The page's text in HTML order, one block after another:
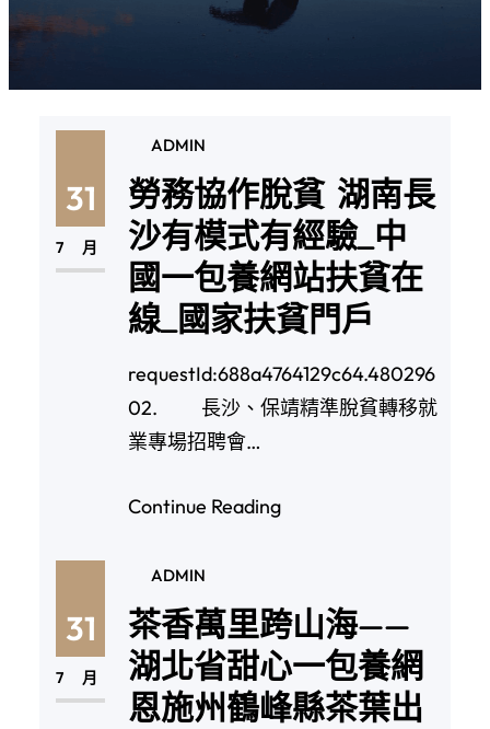
31
7 月
ADMIN
勞務協作脫貧 湖南長
沙有模式有經驗_中
國一包養網站扶貧在
線_國家扶貧門戶
requestId:688a4764129c64.480296
02. 長沙、保靖精準脫貧轉移就
業專場招聘會…
Continue Reading
31
7 月
ADMIN
茶香萬里跨山海——
湖北省甜心一包養網
恩施州鶴峰縣茶葉出